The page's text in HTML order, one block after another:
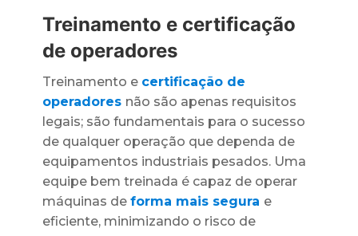
Treinamento e certificação
de operadores
Treinamento e certificação de
operadores não são apenas requisitos
legais; são fundamentais para o sucesso
de qualquer operação que dependa de
equipamentos industriais pesados. Uma
equipe bem treinada é capaz de operar
máquinas de forma mais segura e
eficiente, minimizando o risco de